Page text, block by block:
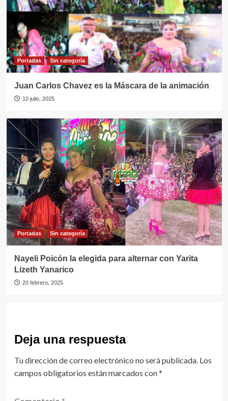
Portadas Sin categorí­a
Juan Carlos Chavez es la Máscara de la animación
10 julio, 2025
Portadas Sin categorí­a
Nayeli Poicón la elegida para alternar con Yarita
Lizeth Yanarico
20 febrero, 2025
Deja una respuesta
Tu dirección de correo electrónico no será publicada. Los
campos obligatorios están marcados con*